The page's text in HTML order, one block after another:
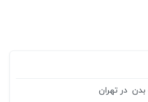
بدن در تهران